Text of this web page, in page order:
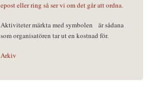
epost eller ring så ser vi om det går att ordna.
Aktiviteter märkta med symbolen
är sådana
som organisatören tar ut en kostnad för.
Arkiv